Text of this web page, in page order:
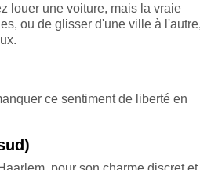
louer une voiture, mais la vraie
ou de glisser d'une ville à l'autre,
ce sentiment de liberté en